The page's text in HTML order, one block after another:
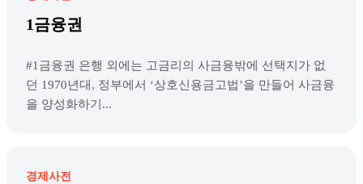
1금융권
#1금융권 은행 외에는 고금리의 사금융밖에 선택지가 없
던 1970년대, 정부에서 ‘상호신용금고법’을 만들어 사금융
을 양성화하기...
경제사전